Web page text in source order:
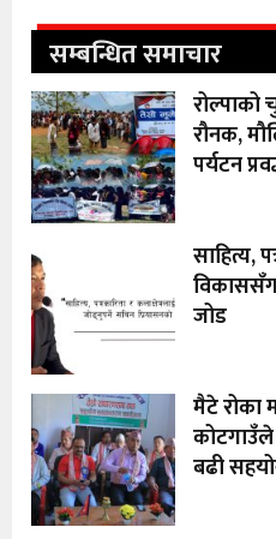
सम्बन्धित समाचार
रोल्पाको
रौनक,
पर्यटन
साहित्य,
विकाससँग
जोड
मैटे रोका
कोटगाउँले
बढी